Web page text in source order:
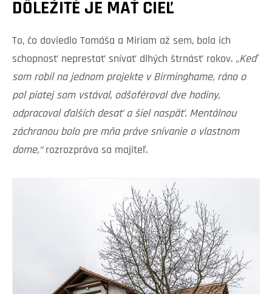
DÔLEŽITÉ JE MAŤ CIEĽ
To, čo doviedlo Tomáša a Miriam až sem, bola ich
schopnosť neprestať snívať dlhých štrnásť rokov. „Keď
som robil na jednom projekte v Birminghame, ráno o
pol piatej som vstával, odšoféroval dve hodiny,
odpracoval ďalších desať a šiel naspäť. Mentálnou
záchranou bolo pre mňa práve snívanie o vlastnom
dome,“ rozrozpráva sa majiteľ.